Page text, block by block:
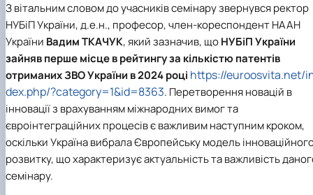
З вітальним словом до учасників семінару звернувся ректор
НУБіП України, д.е.н., професор, член-кореспондент НААН
України Вадим ТКАЧУК, який зазначив, щоНУБіП України
зайняв перше місце в рейтингу за кількістю патентів
отриманих ЗВО України в 2024 році https://euroosvita.net/
dex.php/?category=1&id=8363. Перетворення новацій в
інновації з врахуванням міжнародних вимог та
євроінтеграційних процесів є важливим наступним кроком,
оскільки Україна вибрала Європейську модель
розвитку, що характеризує актуальність та важливість
семінару.